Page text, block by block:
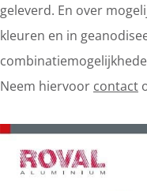
geleverd. En over
kleuren en in
Neem hiervoor contact